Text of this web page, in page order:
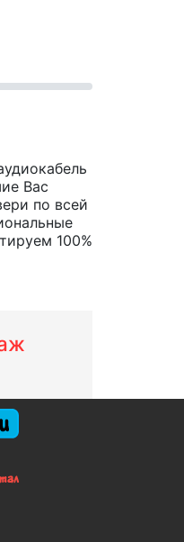
Вас
по всей
100%